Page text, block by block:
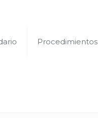
Procedimientos